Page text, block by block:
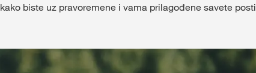
kako biste uz pravoremene i vama prilagođene savete